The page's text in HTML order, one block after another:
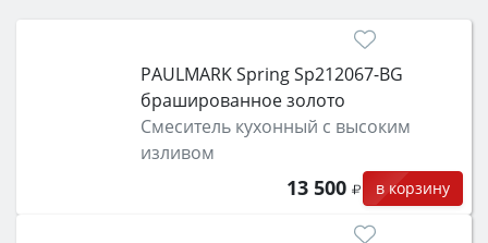
затем смотрите на объём 50–70 л для семьи,
функции (конвекция, гриль, самоочистка,
защита от детей).
PAULMARK Spring Sp212067-BG
брашированное золото
Смеситель кухонный с высоким
изливом
13 500 в корзину